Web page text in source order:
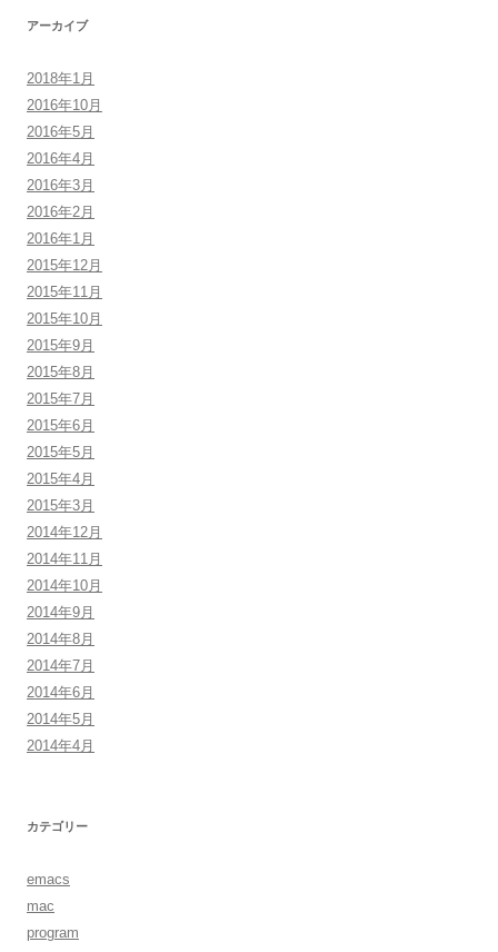
アーカイブ
2018年1月
2016年10月
2016年5月
2016年4月
2016年3月
2016年2月
2016年1月
2015年12月
2015年11月
2015年10月
2015年9月
2015年8月
2015年7月
2015年6月
2015年5月
2015年4月
2015年3月
2014年12月
2014年11月
2014年10月
2014年9月
2014年8月
2014年7月
2014年6月
2014年5月
2014年4月
カテゴリー
emacs
mac
program